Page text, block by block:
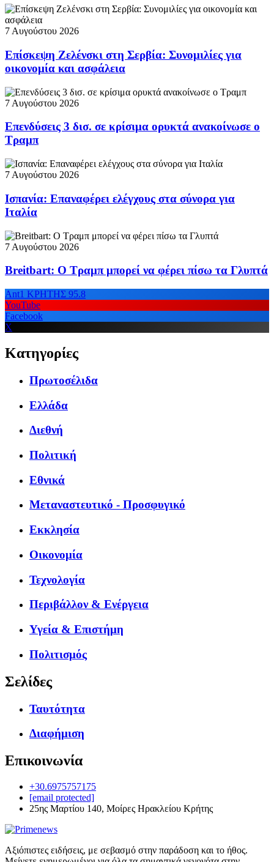
7 Αυγούστου 2026
Επίσκεψη Ζελένσκι στη Σερβία: Συνομιλίες για
οικονομία και ασφάλεια
7 Αυγούστου 2026
Επενδύσεις 3 δισ. σε κρίσιμα ορυκτά ανακοίνωσε ο
Τραμπ
7 Αυγούστου 2026
Ισπανία: Επαναφέρει ελέγχους στα σύνορα για
Ιταλία
7 Αυγούστου 2026
Breitbart: Ο Τραμπ μπορεί να φέρει πίσω τα Γλυπτά
Ant1 ΚΡΗΤΗΣ 95.8
YouTube
Facebook
X
Κατηγορίες
Πρωτοσέλιδα
Ελλάδα
Διεθνή
Πολιτική
Εθνικά
Μεταναστευτικό - Προσφυγικό
Εκκλησία
Οικονομία
Τεχνολογία
Περιβάλλον & Ενέργεια
Υγεία & Επιστήμη
Πολιτισμός
Σελίδες
Ταυτότητα
Διαφήμιση
Επικοινωνία
+30.6975757175
[email protected]
25ης Μαρτίου 140, Μοίρες Ηρακλείου Κρήτης
Αξιόπιστες ειδήσεις, με σεβασμό στην παράδοση και το ήθος.